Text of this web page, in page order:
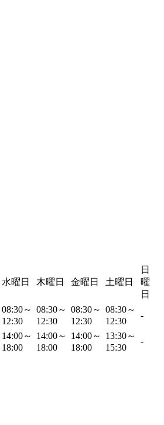
水曜日 木曜日 金曜日 土曜日
日
曜
日
08:30～
12:30
08:30～
12:30
08:30～
12:30
08:30～
12:30
-
14:00～
18:00
14:00～
18:00
14:00～
18:00
13:30～
15:30
-